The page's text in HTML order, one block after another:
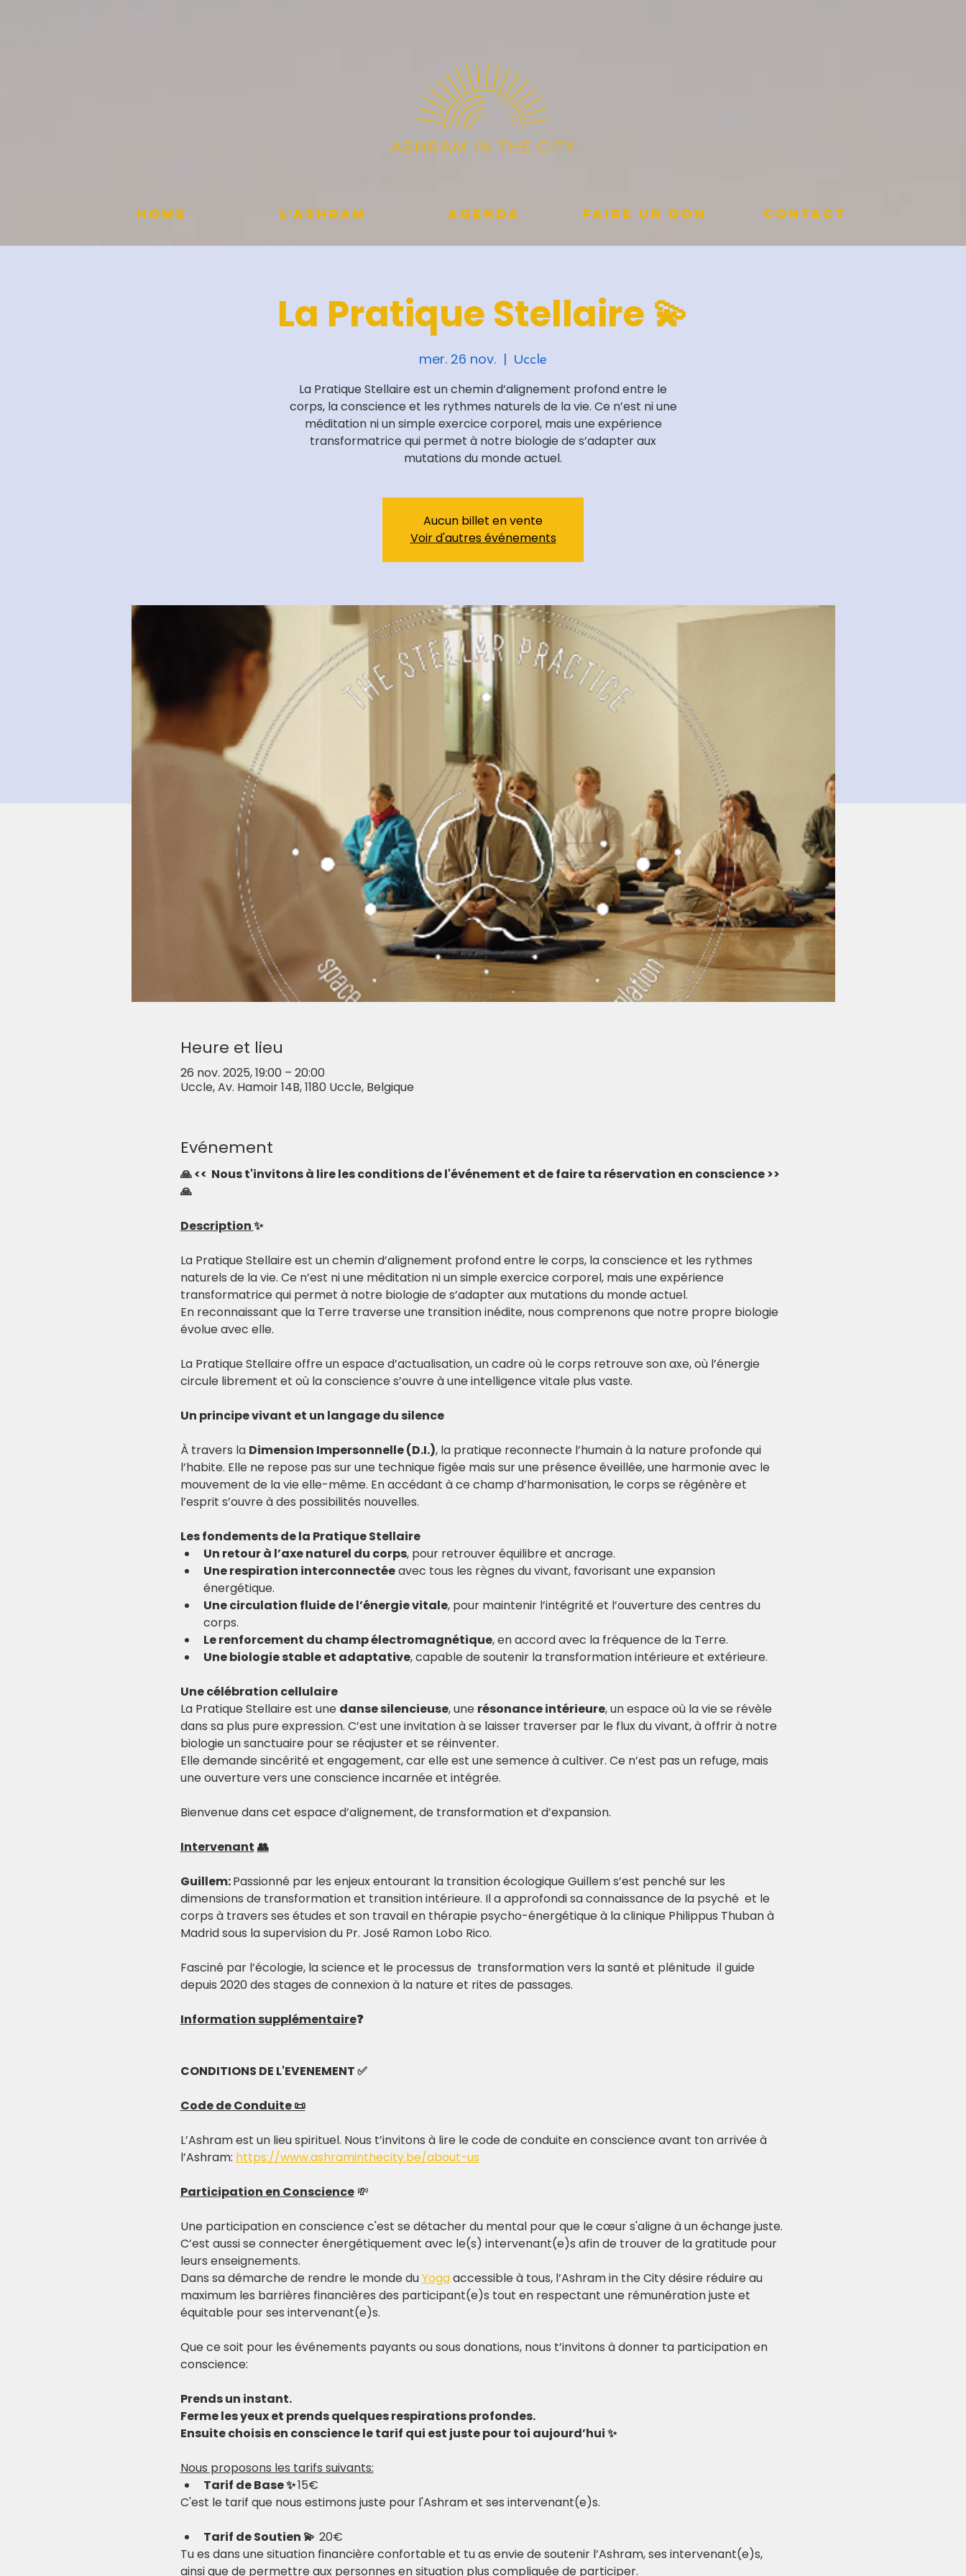
HOME L'Ashram Agenda Faire un don Contact
La Pratique Stellaire 💫
mer. 26 nov.
  |
Uccle
La Pratique Stellaire est un chemin d’alignement profond entre le
corps, la conscience et les rythmes naturels de la vie. Ce n’est ni une
méditation ni un simple exercice corporel, mais une expérience
transformatrice qui permet à notre biologie de s’adapter aux
mutations du monde actuel.
Aucun billet en vente
Voir d'autres événements
Heure et lieu
26 nov. 2025, 19:00 – 20:00
Uccle, Av. Hamoir 14B, 1180 Uccle, Belgique
Evénement
🙏 <<  Nous t'invitons à lire les conditions de l'événement et de faire ta réservation en conscience >>
🙏
Description ✨
La Pratique Stellaire est un chemin d’alignement profond entre le corps, la conscience et les rythmes
naturels de la vie. Ce n’est ni une méditation ni un simple exercice corporel, mais une expérience
transformatrice qui permet à notre biologie de s’adapter aux mutations du monde actuel.
En reconnaissant que la Terre traverse une transition inédite, nous comprenons que notre propre biologie
évolue avec elle.
La Pratique Stellaire offre un espace d’actualisation, un cadre où le corps retrouve son axe, où l’énergie
circule librement et où la conscience s’ouvre à une intelligence vitale plus vaste.
Un principe vivant et un langage du silence
À travers la Dimension Impersonnelle (D.I.), la pratique reconnecte l’humain à la nature profonde qui
l’habite. Elle ne repose pas sur une technique figée mais sur une présence éveillée, une harmonie avec le
mouvement de la vie elle-même. En accédant à ce champ d’harmonisation, le corps se régénère et
l’esprit s’ouvre à des possibilités nouvelles.
Les fondements de la Pratique Stellaire
Un retour à l’axe naturel du corps, pour retrouver équilibre et ancrage.
Une respiration interconnectée avec tous les règnes du vivant, favorisant une expansion
énergétique.
Une circulation fluide de l’énergie vitale, pour maintenir l’intégrité et l’ouverture des centres du
corps.
Le renforcement du champ électromagnétique, en accord avec la fréquence de la Terre.
Une biologie stable et adaptative, capable de soutenir la transformation intérieure et extérieure.
Une célébration cellulaire
La Pratique Stellaire est une danse silencieuse, une résonance intérieure, un espace où la vie se révèle
dans sa plus pure expression. C’est une invitation à se laisser traverser par le flux du vivant, à offrir à notre
biologie un sanctuaire pour se réajuster et se réinventer.
Elle demande sincérité et engagement, car elle est une semence à cultiver. Ce n’est pas un refuge, mais
une ouverture vers une conscience incarnée et intégrée.
Bienvenue dans cet espace d’alignement, de transformation et d’expansion.
Intervenant 👥
Guillem: Passionné par les enjeux entourant la transition écologique Guillem s’est penché sur les
dimensions de transformation et transition intérieure. Il a approfondi sa connaissance de la psyché  et le
corps à travers ses études et son travail en thérapie psycho-énergétique à la clinique Philippus Thuban à
Madrid sous la supervision du Pr. José Ramon Lobo Rico.
Fasciné par l’écologie, la science et le processus de  transformation vers la santé et plénitude  il guide
depuis 2020 des stages de connexion à la nature et rites de passages.
Information supplémentaire❓
CONDITIONS DE L'EVENEMENT ✅
Code de Conduite 📜
L’Ashram est un lieu spirituel. Nous t’invitons à lire le code de conduite en conscience avant ton arrivée à
l’Ashram: https://www.ashraminthecity.be/about-us
Participation en Conscience 💸
Une participation en conscience c'est se détacher du mental pour que le cœur s'aligne à un échange juste.
C’est aussi se connecter énergétiquement avec le(s) intervenant(e)s afin de trouver de la gratitude pour
leurs enseignements.
Dans sa démarche de rendre le monde du Yoga accessible à tous, l’Ashram in the City désire réduire au
maximum les barrières financières des participant(e)s tout en respectant une rémunération juste et
équitable pour ses intervenant(e)s.
Que ce soit pour les événements payants ou sous donations, nous t’invitons à donner ta participation en
conscience:
Prends un instant.
Ferme les yeux et prends quelques respirations profondes.
Ensuite choisis en conscience le tarif qui est juste pour toi aujourd’hui ✨
Nous proposons les tarifs suivants:
Tarif de Base ✨ 15€
C'est le tarif que nous estimons juste pour l'Ashram et ses intervenant(e)s.
Tarif de Soutien 💫 20€
Tu es dans une situation financière confortable et tu as envie de soutenir l’Ashram, ses intervenant(e)s,
ainsi que de permettre aux personnes en situation plus compliquée de participer.​